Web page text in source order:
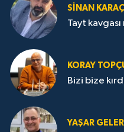
SİNAN
Tayt kavgası
KORAY
Bizi bize
YAŞAR GELER